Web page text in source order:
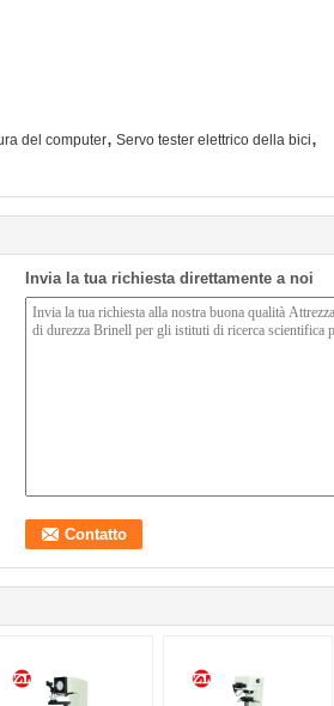
del computer, Servo tester elettrico della bici,
Invia la tua richiesta direttamente a noi